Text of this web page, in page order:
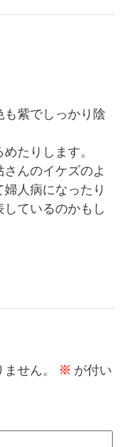
紫でしっかり陰
めたりします。
んのイケズのよ
人病になったり
ているのかもし
せん。 ※ が付い